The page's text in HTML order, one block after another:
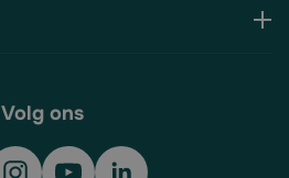
Volg ons